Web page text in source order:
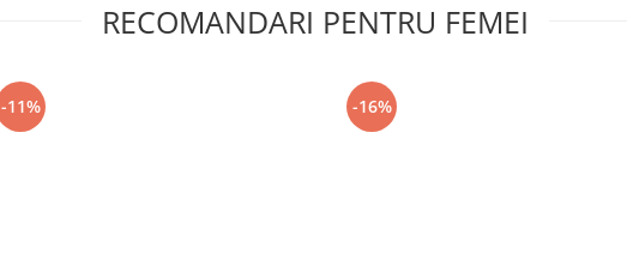
RECOMANDARI PENTRU FEMEI
-11% -16%